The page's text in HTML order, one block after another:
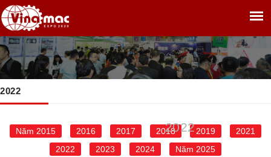
2022
2022
Năm 2015 2016 2017 2018 2019
2021
2022
2023 2024 Năm 2025